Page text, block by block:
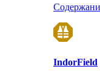
IndorField